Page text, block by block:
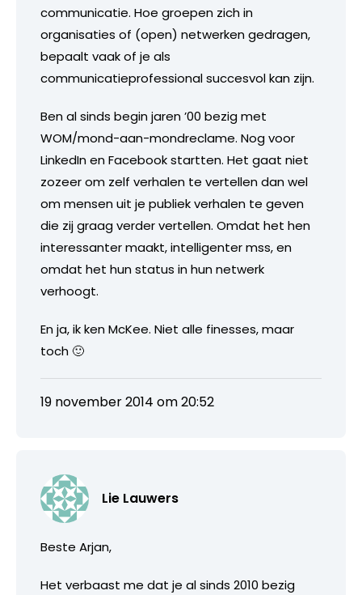
communicatie. Hoe groepen zich in
organisaties of (open) netwerken gedragen,
bepaalt vaak of je als
communicatieprofessional succesvol kan zijn.
Ben al sinds begin jaren ’00 bezig met
WOM/mond-aan-mondreclame. Nog voor
LinkedIn en Facebook startten. Het gaat niet
zozeer om zelf verhalen te vertellen dan wel
om mensen uit je publiek verhalen te geven
die zij graag verder vertellen. Omdat het hen
interessanter maakt, intelligenter mss, en
omdat het hun status in hun netwerk
verhoogt.
En ja, ik ken McKee. Niet alle finesses, maar
toch 🙂
19 november 2014 om 20:52
Lie Lauwers
Beste Arjan,
Het verbaast me dat je al sinds 2010 bezig